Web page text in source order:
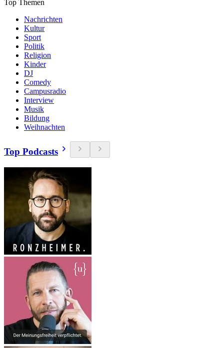
Top Themen
Nachrichten
Kultur
Sport
Politik
Religion
Kinder
DJ
Comedy
Campusradio
Interview
Musik
Bildung
Weihnachten
Top Podcasts